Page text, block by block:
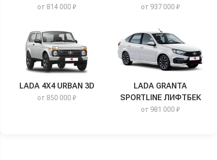
от 814 000 ₽ от 937 000 ₽
LADA 4X4 URBAN 3D
от 850 000 ₽
LADA GRANTA
SPORTLINE ЛИФТБЕК
от 981 000 ₽